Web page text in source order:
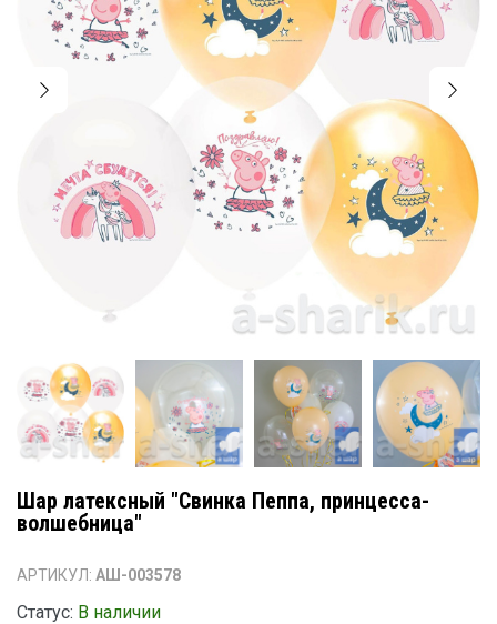
Шар латексный "Свинка Пеппа, принцесса-
волшебница"
АРТИКУЛ: АШ-003578
Статус: В наличии